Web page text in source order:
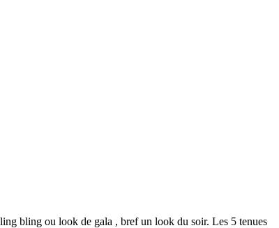
bling ou look de gala , bref un look du soir. Les 5 tenues